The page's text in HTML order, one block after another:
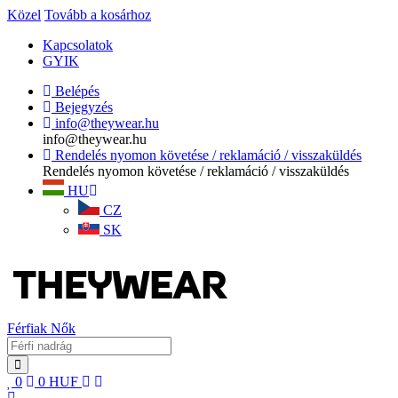
Közel Tovább a kosárhoz
Kapcsolatok
GYIK
Belépés
Bejegyzés
info@theywear.hu
info@theywear.hu
Rendelés nyomon követése / reklamáció / visszaküldés
Rendelés nyomon követése / reklamáció / visszaküldés
HU
CZ
SK
Férfiak Nők
0 0 HUF